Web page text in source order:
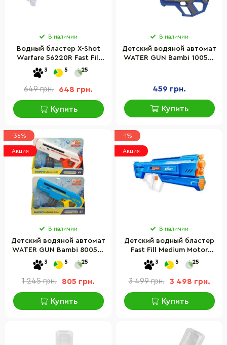
В наличии
Водный бластер X-Shot
Warfare 56220R Fast Fill
Small
3 5 25
649 грн. 648 грн.
Купить
В наличии
Детский водяной автомат
WATER GUN Bambi 1005C,
459 грн.
Купить
-36%
Акция
В наличии
Детский водяной автомат
WATER GUN Bambi 8005C,
на аккумуляторе
3 5 25
1 245 грн. 805 грн.
Купить
-1%
Акция
В наличии
Детский водный бластер
Fast Fill Medium Motor
Soaker X-Shot Zuru 118159
3 5 25
3 499 грн. 3 498 грн.
Купить